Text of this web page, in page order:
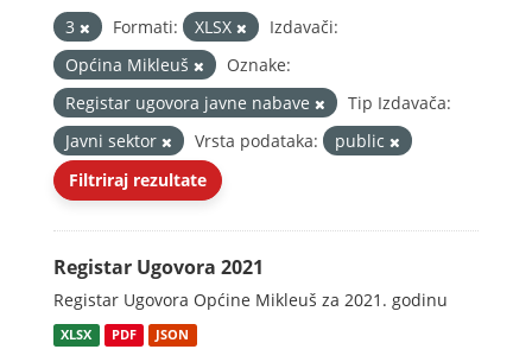
3
Formati: XLSX
Izdavači:
Općina Mikleuš
Oznake:
Registar ugovora javne nabave
Tip Izdavača:
Javni sektor
Vrsta podataka:
public
Filtriraj rezultate
Registar Ugovora 2021
Registar Ugovora Općine Mikleuš za 2021. godinu
XLSX PDF JSON